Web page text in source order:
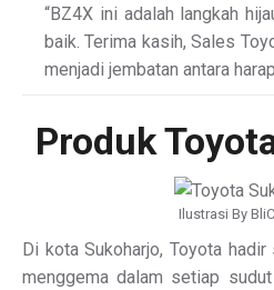
“BZ4X ini adalah langkah
baik. Terima kasih, Sales
menjadi jembatan antara
Produk
Ilustrasi By
Di kota Sukoharjo, Toyota
menggema dalam setiap